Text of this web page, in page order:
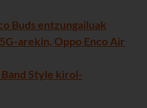
Buds entzungailuak
arekin, Oppo Enco Air
Style kirol-